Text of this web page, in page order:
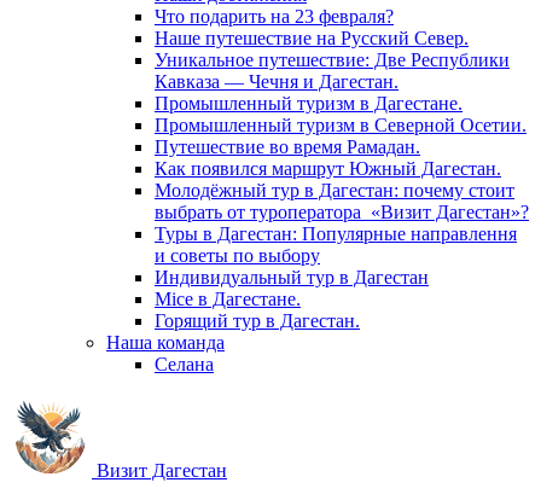
Что подарить на 23 февраля?
Наше путешествие на Русский Север.
Уникальное путешествие: Две Республики
Кавказа — Чечня и Дагестан.
Промышленный туризм в Дагестане.
Промышленный туризм в Северной Осетии.
Путешествие во время Рамадан.
Как появился маршрут Южный Дагестан.
Молодёжный тур в Дагестан: почему стоит
выбрать от туроператора «Визит Дагестан»?
Туры в Дагестан: Популярные направлення
и советы по выбору
Индивидуальный тур в Дагестан
Mice в Дагестане.
Горящий тур в Дагестан.
Наша команда
Селана
Визит Дагестан